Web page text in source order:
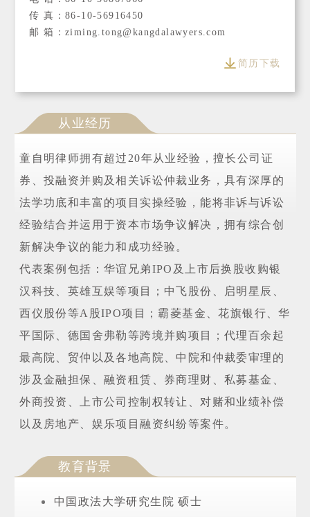
传 真：86-10-56916450
邮 箱：ziming.tong@kangdalawyers.com
简历下载
从业经历
童自明律师拥有超过20年从业经验，擅长公司证
券、投融资并购及相关诉讼仲裁业务，具有深厚的
法学功底和丰富的项目实操经验，能将非诉与诉讼
经验结合并运用于资本市场争议解决，拥有综合创
新解决争议的能力和成功经验。
代表案例包括：华谊兄弟IPO及上市后换股收购银
汉科技、英雄互娱等项目；中飞股份、启明星辰、
西仪股份等A股IPO项目；霸菱基金、花旗银行、华
平国际、德国舍弗勒等跨境并购项目；代理百余起
最高院、贸仲以及各地高院、中院和仲裁委审理的
涉及金融担保、融资租赁、券商理财、私募基金、
外商投资、上市公司控制权转让、对赌和业绩补偿
以及房地产、娱乐项目融资纠纷等案件。
教育背景
中国政法大学研究生院 硕士